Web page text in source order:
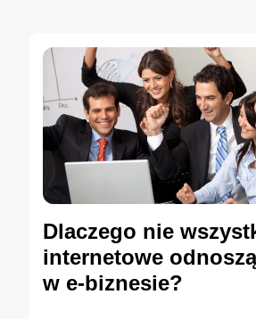
Dlaczego nie
internetowe
w e-biznesie?